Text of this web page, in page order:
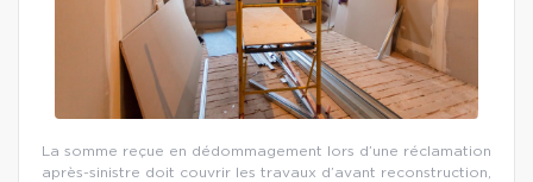
La somme reçue en dédommagement lors d’une réclamation
après-sinistre doit couvrir les travaux d’avant reconstruction,